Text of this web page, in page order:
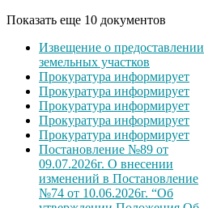
Показать еще 10 документов
Извещение о предоставлении
земельных участков
Прокуратура информирует
Прокуратура информирует
Прокуратура информирует
Прокуратура информирует
Прокуратура информирует
Постановление №89 от
09.07.2026г. О внесении
изменений в Постановление
№74 от 10.06.2026г. “Об